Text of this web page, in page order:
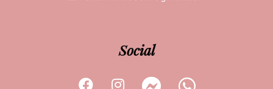
Social